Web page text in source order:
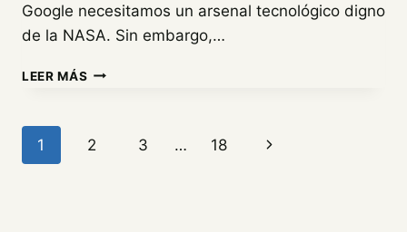
Google necesitamos un arsenal tecnológico digno
de la NASA. Sin embargo,…
LEER MÁS ¿DE
HERRAMIENTAS
Navegación
1 2 3 … 18
Siguiente